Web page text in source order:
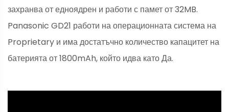
захранва от едноядрен и работи с памет от 32MB.
Panasonic GD21 работи на операционната система на
Proprietary и има достатъчно количество капацитет на
батерията от 1800mAh, който идва като Да.